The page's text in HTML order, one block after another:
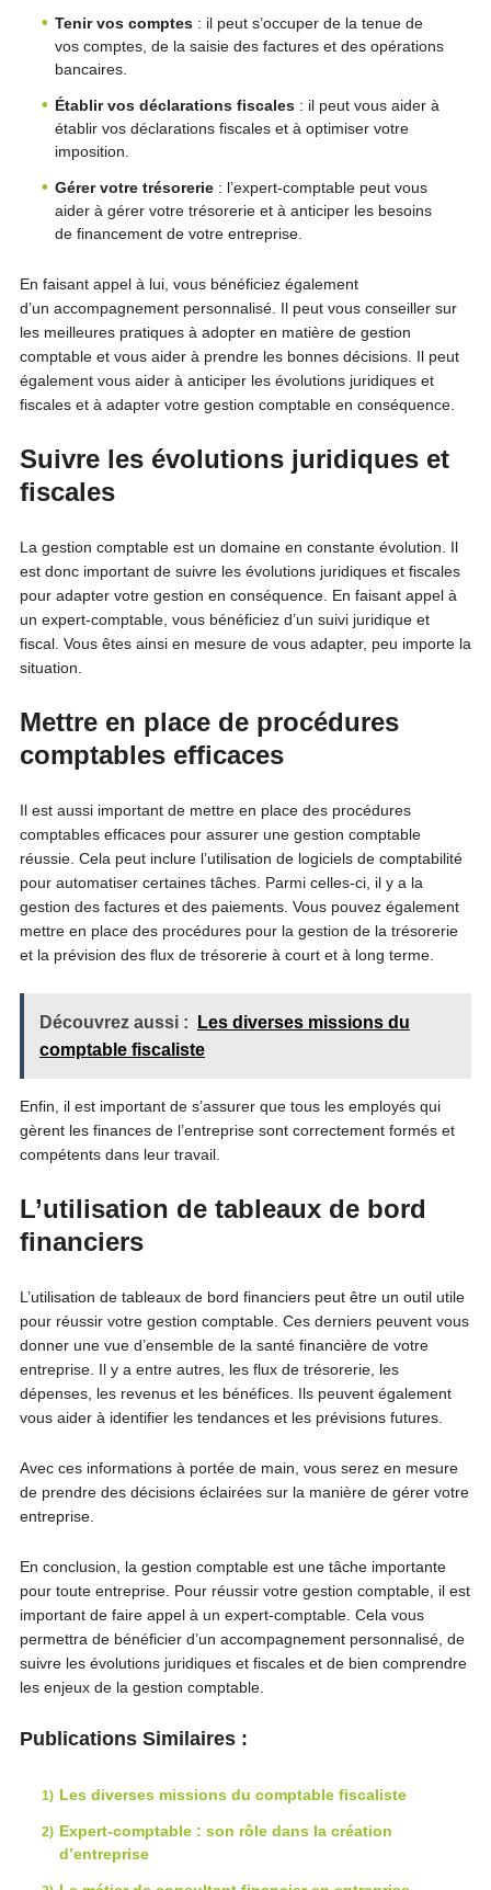
Tenir vos comptes: il peut s’occuper de la tenue de
vos comptes, de la saisie des factures et des opérations
bancaires.
Établir vos déclarations fiscales: il peut vous aider à
établir vos déclarations fiscales et à optimiser votre
imposition.
Gérer votre trésorerie: l’expert-comptable peut vous
aider à gérer votre trésorerie et à anticiper les besoins
de financement de votre entreprise.
En faisant appel à lui, vous bénéficiez également
d’un accompagnement personnalisé. Il peut vous conseiller sur
les meilleures pratiques à adopter en matière de gestion
comptable et vous aider à prendre les bonnes décisions. Il peut
également vous aider à anticiper les évolutions juridiques et
fiscales et à adapter votre gestion comptable en conséquence.
Suivre les évolutions juridiques et
fiscales
La gestion comptable est un domaine en constante évolution. Il
est donc important de suivre les évolutions juridiques et fiscales
pour adapter votre gestion en conséquence. En faisant appel à
un expert-comptable, vous bénéficiez d’un suivi juridique et
fiscal. Vous êtes ainsi en mesure de vous adapter, peu importe la
situation.
Mettre en place de procédures
comptables efficaces
Il est aussi important de mettre en place des procédures
comptables efficaces pour assurer une gestion comptable
réussie. Cela peut inclure l’utilisation de logiciels de comptabilité
pour automatiser certaines tâches. Parmi celles-ci, il y a la
gestion des factures et des paiements. Vous pouvez également
mettre en place des procédures pour la gestion de la trésorerie
et la prévision des flux de trésorerie à court et à long terme.
Découvrez aussi :
Les diverses missions du
comptable fiscaliste
Enfin, il est important de s’assurer que tous les employés qui
gèrent les finances de l’entreprise sont correctement formés et
compétents dans leur travail.
L’utilisation de tableaux de bord
financiers
L’utilisation de tableaux de bord financiers peut être un outil utile
pour réussir votre gestion comptable. Ces derniers peuvent vous
donner une vue d’ensemble de la santé financière de votre
entreprise. Il y a entre autres, les flux de trésorerie, les
dépenses, les revenus et les bénéfices. Ils peuvent également
vous aider à identifier les tendances et les prévisions futures.
Avec ces informations à portée de main, vous serez en mesure
de prendre des décisions éclairées sur la manière de gérer votre
entreprise.
En conclusion, la gestion comptable est une tâche importante
pour toute entreprise. Pour réussir votre gestion comptable, il est
important de faire appel à un expert-comptable. Cela vous
permettra de bénéficier d’un accompagnement personnalisé, de
suivre les évolutions juridiques et fiscales et de bien comprendre
les enjeux de la gestion comptable.
Publications Similaires :
Les diverses missions du comptable fiscaliste
Expert-comptable : son rôle dans la création
d’entreprise